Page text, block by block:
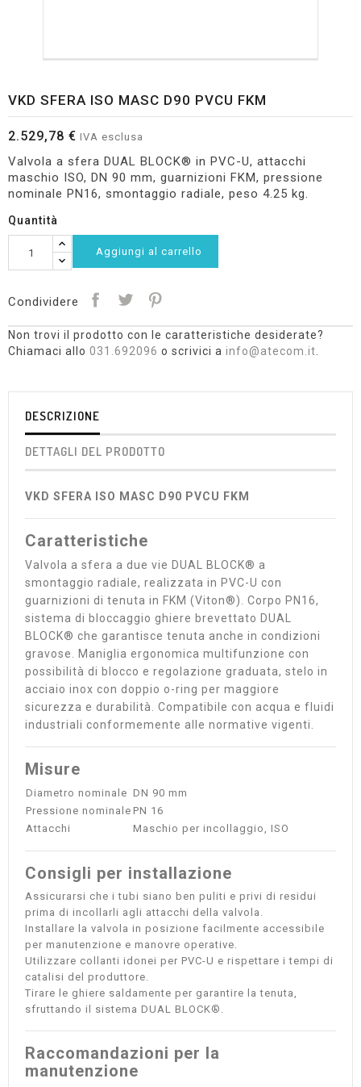
VKD SFERA ISO MASC D90 PVCU FKM
2.529,78 € IVA esclusa
Valvola a sfera DUAL BLOCK® in PVC-U, attacchi
maschio ISO, DN 90 mm, guarnizioni FKM, pressione
nominale PN16, smontaggio radiale, peso 4.25 kg.
Quantità
Aggiungi al carrello
Condividere
Non trovi il prodotto con le caratteristiche desiderate?
Chiamaci allo 031.692096 o scrivici a info@atecom.it
DESCRIZIONE
DETTAGLI DEL PRODOTTO
VKD SFERA ISO MASC D90 PVCU FKM
Caratteristiche
Valvola a sfera a due vie DUAL BLOCK® a
smontaggio radiale, realizzata in PVC-U con
guarnizioni di tenuta in FKM (Viton®). Corpo PN16,
sistema di bloccaggio ghiere brevettato DUAL
BLOCK® che garantisce tenuta anche in condizioni
gravose. Maniglia ergonomica multifunzione con
possibilità di blocco e regolazione graduata, stelo in
acciaio inox con doppio o-ring per maggiore
sicurezza e durabilità. Compatibile con acqua e fluidi
industriali conformemente alle normative vigenti.
Misure
Diametro nominale DN 90 mm
Pressione nominale PN 16
Attacchi
Maschio per incollaggio, ISO
Consigli per installazione
Assicurarsi che i tubi siano ben puliti e privi di residui
prima di incollarli agli attacchi della valvola.
Installare la valvola in posizione facilmente accessibile
per manutenzione e manovre operative.
Utilizzare collanti idonei per PVC-U e rispettare i tempi di
catalisi del produttore.
Tirare le ghiere saldamente per garantire la tenuta,
sfruttando il sistema DUAL BLOCK®.
Raccomandazioni per la
manutenzione